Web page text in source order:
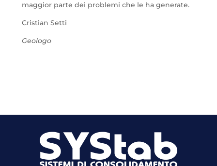
maggior parte dei problemi che le ha generate.
Cristian Setti
Geologo